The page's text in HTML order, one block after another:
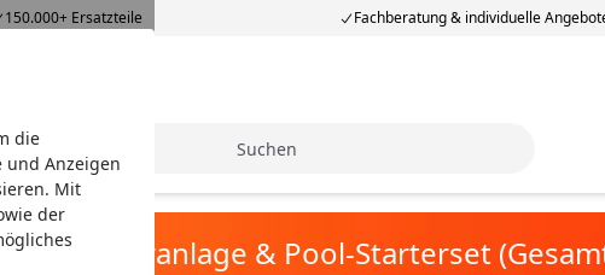
die
und Anzeigen
Mit
der
150.000+ Ersatzteile Fachberatung & individuelle
Suche
Sandfilteranlage & Pool-Starterset